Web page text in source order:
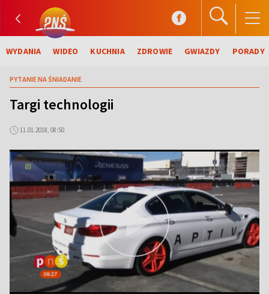
WYDANIA WIDEO KUCHNIA ZDROWIE GWIAZDY PORADY
PYTANIE NA ŚNIADANIE
Targi technologii
11.01.2018, 08:50